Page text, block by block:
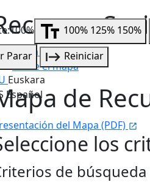
100% 125% 150%
Parar
Reiniciar
Euskara
Español
Mapa Sociosanitario
Sobre el mapa
de
del Mapa (PDF)
los
de